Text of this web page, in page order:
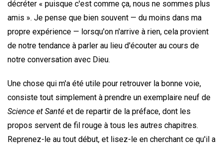
décréter « puisque c'est comme ça, nous ne sommes plus
amis ». Je pense que bien souvent — du moins dans ma
propre expérience — lorsqu'on n'arrive à rien, cela provient
de notre tendance à parler au lieu d'écouter au cours de
notre conversation avec Dieu.
Une chose qui m'a été utile pour retrouver la bonne voie,
consiste tout simplement à prendre un exemplaire neuf de
Science et Santé et de repartir de la préface, dont les
propos servent de fil rouge à tous les autres chapitres.
Reprenez-le au tout début, et lisez-le en cherchant ce qu'il a